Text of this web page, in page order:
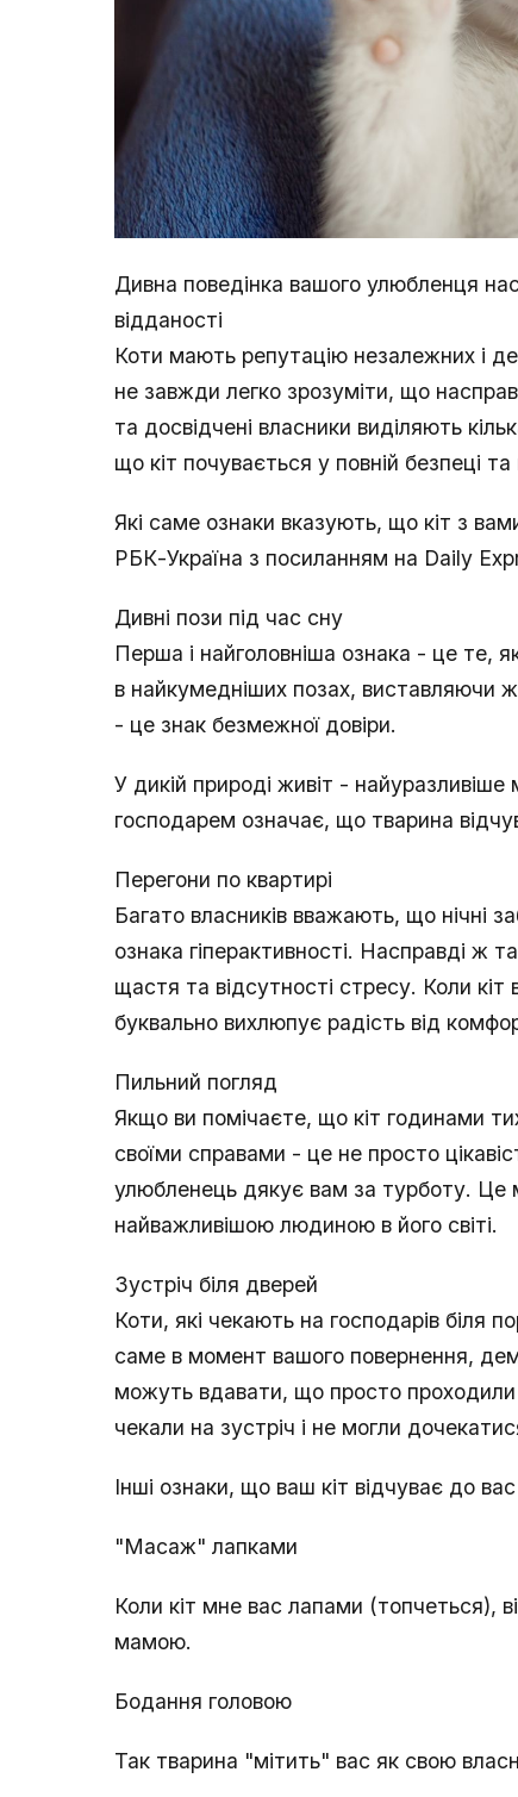
Дивна поведінка вашого улюбленця
відданості
Коти мають репутацію незалежних і
не завжди легко зрозуміти, що
та досвідчені власники виділяють
що кіт почувається у повній безпеці
Які саме ознаки вказують, що кіт з
РБК-Україна з посиланням на Daily
Дивні пози під час сну
Перша і найголовніша ознака - це те,
в найкумедніших позах, виставляючи
- це знак безмежної довіри.
У дикій природі живіт -
господарем означає, що тварина
Перегони по квартирі
Багато власників вважають, що нічні
ознака гіперактивності. Насправді ж
щастя та відсутності стресу. Коли
буквально вихлюпує радість від
Пильний погляд
Якщо ви помічаєте, що кіт годинами
своїми справами - це не просто
улюбленець дякує вам за турботу. Це
найважливішою людиною в його світі.
Зустріч біля дверей
Коти, які чекають на господарів біля
саме в момент вашого повернення,
можуть вдавати, що просто проходили
чекали на зустріч і не могли
Інші ознаки, що ваш кіт відчуває до вас
"Масаж" лапками
Коли кіт мне вас лапами (топчеться),
мамою.
Бодання головою
Так тварина "мітить" вас як свою